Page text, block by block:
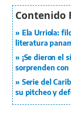
Ela Urriola:
literatura
¡Se dieron el
sorprenden
Serie del
su pitcheo y